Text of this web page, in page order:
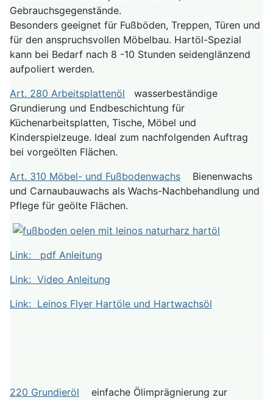
Gebrauchsgegenstände.
Besonders geeignet für Fußböden, Treppen, Türen und
für den anspruchsvollen Möbelbau. Hartöl-Spezial
kann bei Bedarf nach 8 -10 Stunden seidenglänzend
aufpoliert werden.
Art. 280 Arbeitsplattenöl wasserbeständige
Grundierung und Endbeschichtung für
Küchenarbeitsplatten, Tische, Möbel und
Kinderspielzeuge. Ideal zum nachfolgenden Auftrag
bei vorgeölten Flächen.
Art. 310 Möbel- und Fußbodenwachs Bienenwachs
und Carnaubauwachs als Wachs-Nachbehandlung und
Pflege für geölte Flächen.
Link: pdf Anleitung
Link: Video Anleitung
Link: Leinos Flyer Hartöle und Hartwachsöl
220 Grundieröl einfache Ölimprägnierung zur